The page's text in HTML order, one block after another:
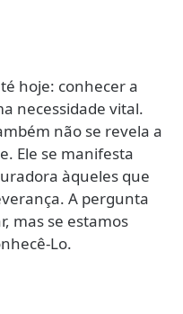
hoje: conhecer a
necessidade vital.
não se revela a
Ele se manifesta
àqueles que
A pergunta
mas se estamos
Lo.